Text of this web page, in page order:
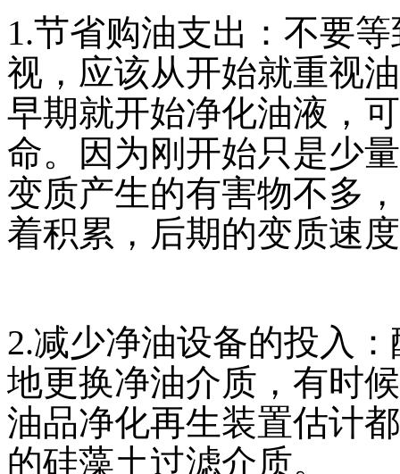
1.节省购油支出：不要
视，应该从开始就重视
早期就开始净化油液，
命。因为刚开始只是少
变质产生的有害物不多
着积累，后期的变质速
2.减少净油设备的投入
地更换净油介质，有时
油品净化再生装置估计
的硅藻土过滤介质。